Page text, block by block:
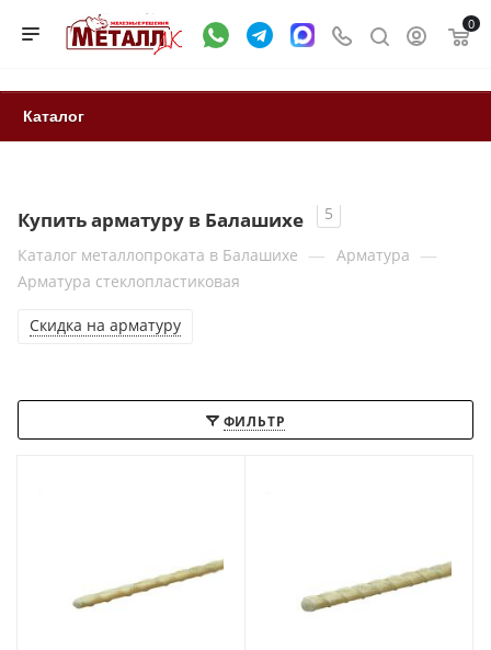
0
Каталог
Купить арматуру в Балашихе
5
Каталог металлопроката в Балашихе — Арматура —
Арматура стеклопластиковая
Скидка на арматуру
ФИЛЬТР